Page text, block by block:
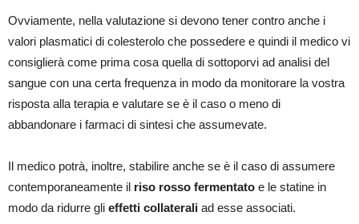
Ovviamente, nella valutazione si devono tener contro anche i
valori plasmatici di colesterolo che possedere e quindi il medico vi
consiglierà come prima cosa quella di sottoporvi ad analisi del
sangue con una certa frequenza in modo da monitorare la vostra
risposta alla terapia e valutare se è il caso o meno di
abbandonare i farmaci di sintesi che assumevate.
Il medico potrà, inoltre, stabilire anche se è il caso di assumere
contemporaneamente il riso rosso fermentato e le statine in
modo da ridurre gli effetti collaterali ad esse associati.